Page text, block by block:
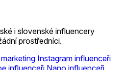
i slovenské influencery
prostředníci.
Instagram influenceři